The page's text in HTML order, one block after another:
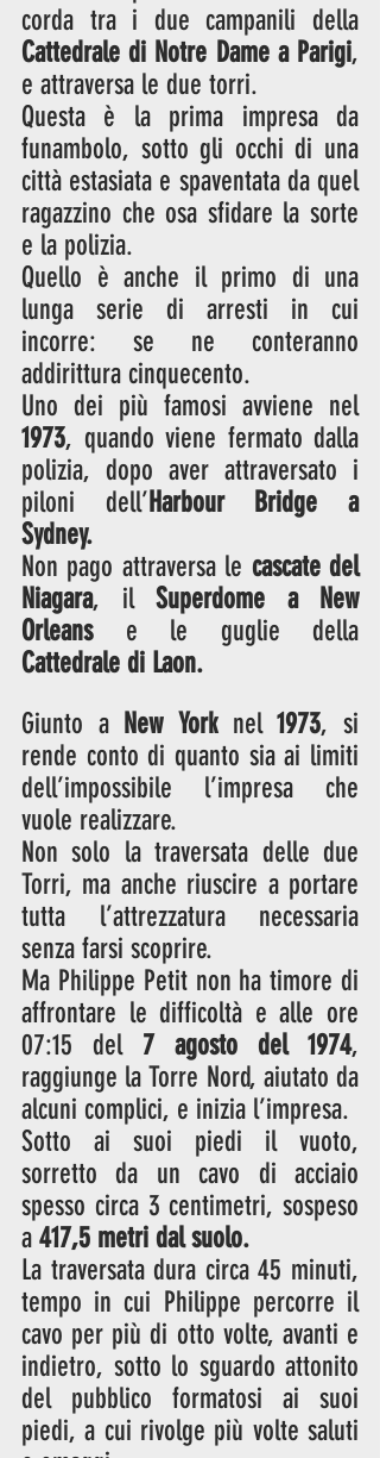
Cattedrale di Notre Dame a Parigi,
e attraversa le due torri.
Questa è la prima impresa da
funambolo, sotto gli occhi di una
città estasiata e spaventata da quel
ragazzino che osa sfidare la sorte
e la polizia.
Quello è anche il primo di una
lunga serie di arresti in cui
incorre: se ne conteranno
addirittura cinquecento.
Uno dei più famosi avviene nel
1973, quando viene fermato dalla
polizia, dopo aver attraversato i
piloni dell’Harbour Bridge a
Sydney.
Non pago attraversa le cascate del
Niagara, il Superdome a New
Orleans
Cattedrale di Laon.
Giunto a New York nel 1973, si
rende conto di quanto sia ai limiti
dell’impossibile l’impresa che
vuole realizzare.
Non solo la traversata delle due
Torri, ma anche riuscire a portare
tutta l’attrezzatura necessaria
senza farsi scoprire.
Ma Philippe Petit non ha timore di
affrontare le difficoltà e alle ore
07:15 del 7 agosto del 1974,
raggiunge la Torre Nord, aiutato da
alcuni complici, e inizia l’impresa.
Sotto ai suoi piedi il vuoto,
sorretto da un cavo di acciaio
spesso circa 3 centimetri, sospeso
a 417,5 metri dal suolo.
La traversata dura circa 45 minuti,
tempo in cui Philippe percorre il
cavo per più di otto volte, avanti e
indietro, sotto lo sguardo attonito
del pubblico formatosi ai suoi
piedi, a cui rivolge più volte saluti